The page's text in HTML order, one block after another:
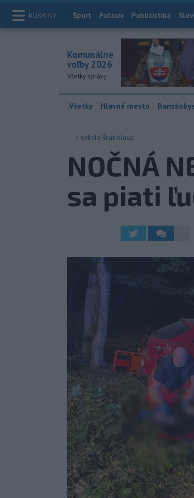
RUBRIKY Index
Šport Počasie Publicistika
Komunálne
voľby 2026
Všetky správy
Všetky Hlavné mesto
< sekcia Bratislava
NOČNÁ
sa piati